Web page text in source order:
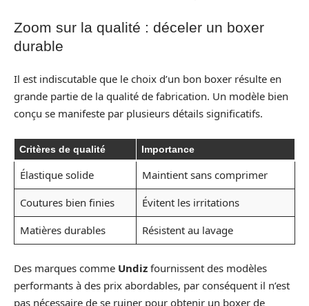
Zoom sur la qualité : déceler un boxer
durable
Il est indiscutable que le choix d’un bon boxer résulte en
grande partie de la qualité de fabrication. Un modèle bien
conçu se manifeste par plusieurs détails significatifs.
Critères de qualité Importance
Élastique solide
Maintient sans comprimer
Coutures bien finies
Évitent les irritations
Matières durables
Résistent au lavage
Des marques comme Undiz fournissent des modèles
performants à des prix abordables, par conséquent il n’est
pas nécessaire de se ruiner pour obtenir un boxer de